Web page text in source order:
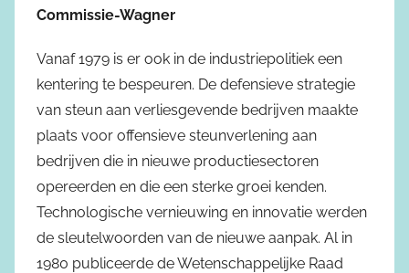
Commissie-Wagner
Vanaf 1979 is er ook in de industriepolitiek een
kentering te bespeuren. De defensieve strategie
van steun aan verliesgevende bedrijven maakte
plaats voor offensieve steunverlening aan
bedrijven die in nieuwe productiesectoren
opereerden en die een sterke groei kenden.
Technologische vernieuwing en innovatie werden
de sleutelwoorden van de nieuwe aanpak. Al in
1980 publiceerde de Wetenschappelijke Raad